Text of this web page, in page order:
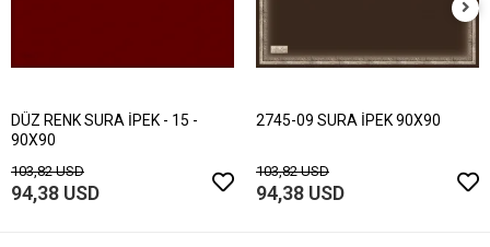
DÜZ RENK SURA İPEK - 15 -
90X90
103,82 USD
94,38 USD
2745-09 SURA İPEK 90X90
103,82 USD
94,38 USD